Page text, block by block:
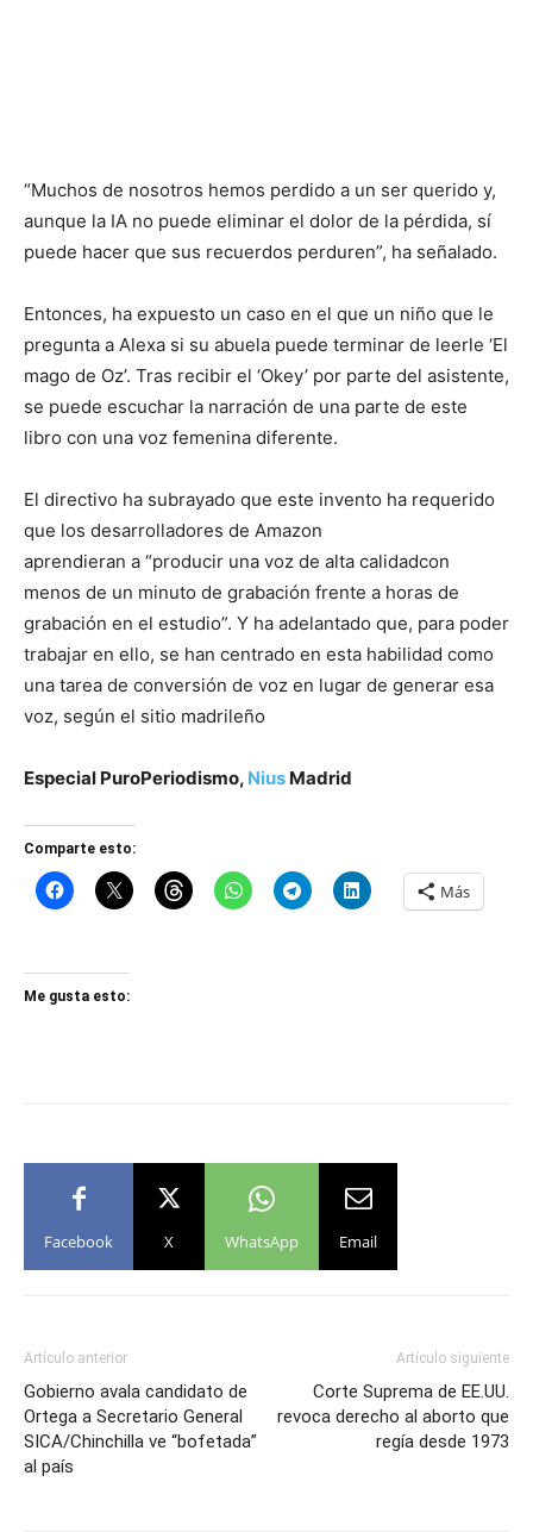
“Muchos de nosotros hemos perdido a un ser querido y,
aunque la IA no puede eliminar el dolor de la pérdida, sí
puede hacer que sus recuerdos perduren”, ha señalado.
Entonces, ha expuesto un caso en el que un niño que le
pregunta a Alexa si su abuela puede terminar de leerle ‘El
mago de Oz’. Tras recibir el ‘Okey’ por parte del asistente,
se puede escuchar la narración de una parte de este
libro con una voz femenina diferente.
El directivo ha subrayado que este invento ha requerido
que los desarrolladores de Amazon
aprendieran a “producir una voz de alta calidadcon
menos de un minuto de grabación frente a horas de
grabación en el estudio”. Y ha adelantado que, para poder
trabajar en ello, se han centrado en esta habilidad como
una tarea de conversión de voz en lugar de generar esa
voz, según el sitio madrileño
Especial PuroPeriodismo, Nius Madrid
Comparte esto:
Más
Me gusta esto:
Facebook X WhatsApp Email
Artículo anterior
Gobierno avala candidato de
Ortega a Secretario General
SICA/Chinchilla ve “bofetada”
al país
Artículo siguiente
Corte Suprema de EE.UU.
revoca derecho al aborto que
regía desde 1973